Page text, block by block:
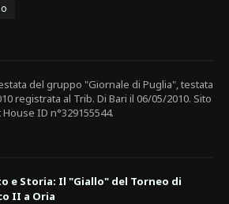
del gruppo "Giornale di Puglia", testata
registrata al Trib. Di Bari il 06/05/2010. Sito
ID n°329155544.
e Storia: Il "Giallo" del Torneo di
II a Oria